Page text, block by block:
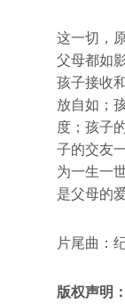
这一切，
父母都如
孩子接收
放自如；
度；孩子
子的交友
为一生一
是父母的
片尾曲：
版权声明：